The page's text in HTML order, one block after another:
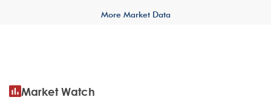
More Market Data
Market Watch